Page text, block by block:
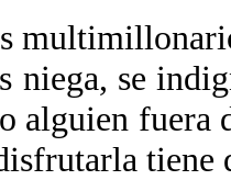
niega, se
alguien fuera
tiene